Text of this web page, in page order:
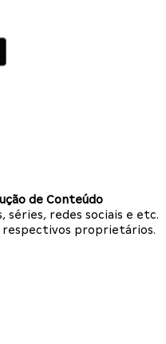
de Conteúdo
séries, redes sociais e etc.
respectivos proprietários.